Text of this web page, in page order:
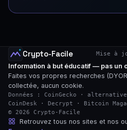
Crypto-Facile Mise à
Information à but éducatif — pas un
Faites vos propres recherches
collectée, aucun cookie.
Données : CoinGecko ·
CoinDesk · Decrypt · Bitcoin
© 2026 Crypto-Facile
Retrouvez tous nos sites et nos